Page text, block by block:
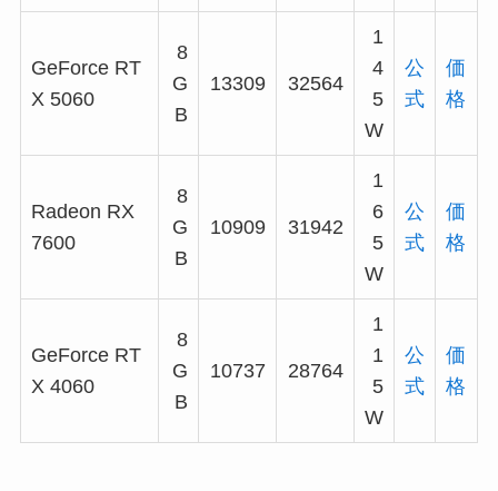
GeForce RT
X 5060
8
G
B
13309 32564
1
4
5
W
公
式
価
格
Radeon RX
7600
8
G
B
10909 31942
1
6
5
W
公
式
価
格
GeForce RT
X 4060
8
G
B
10737 28764
1
1
5
W
公
式
価
格